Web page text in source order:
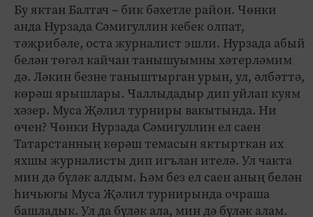
Бу яктан Балтач – бик бәхетле район. Чөнки
анда Нурзада Сәмигуллин кебек олпат,
тәҗрибәле, оста журналист эшли. Нурзада абый
белән төгәл кайчан танышуымны хәтерләмим
дә. Ләкин безне таныштырган урын, ул, әлбәттә,
көрәш ярышлары. Чаллыдадыр дип уйлап куям
хәзер. Муса Җәлил турниры вакытында. Ни
өчен? Чөнки Нурзада Сәмигуллин ел саен
Татарстанның көрәш темасын яктырткан их
яхшы журналисты дип игълан ителә. Ул чакта
мин дә бүләк алдым. Һәм без ел саен аның белән
һичьюгы Муса Җәлил турнирында очраша
башладык. Ул да бүләк ала, мин дә бүләк алам.